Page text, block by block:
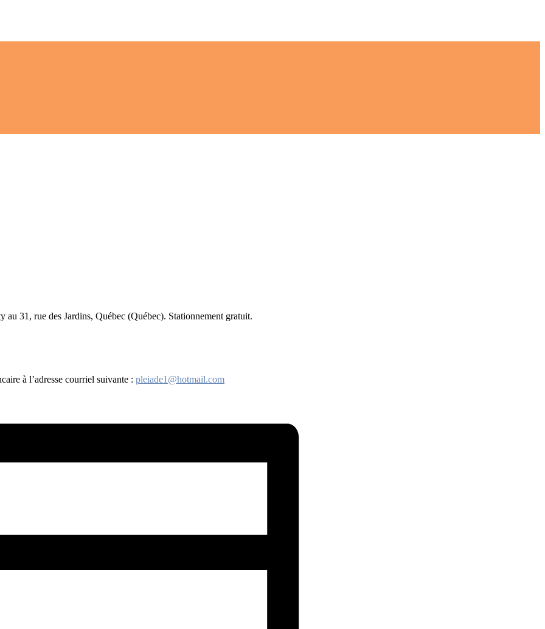
31, rue des Jardins, Québec (Québec). Stationnement gratuit.
à l’adresse courriel suivante : pleiade1@hotmail.com